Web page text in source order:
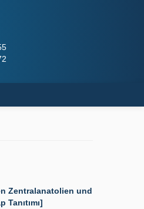
Zentralanatolien und